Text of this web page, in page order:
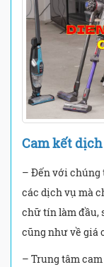
Cam kết
– Đến với chúng
các dịch vụ mà
chữ tín làm đầu,
cũng như về giá
– Trung tâm